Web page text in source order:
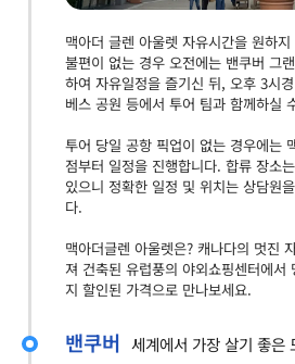
맥아더 글렌 아울렛 자유시간을 원하
불편이 없는 경우 오전에는 밴쿠버 그
하여 자유일정을 즐기신 뒤, 오후 3시
베스 공원 등에서 투어 팀과 함께하실
투어 당일 공항 픽업이 없는 경우에는
점부터 일정을 진행합니다. 합류 장소
있으니 정확한 일정 및 위치는 상담원
다.
맥아더글렌 아울렛은? 캐나다의 멋진
져 건축된 유럽풍의 야외쇼핑센터에
지 할인된 가격으로 만나보세요.
밴쿠버 세계에서 가장 살기 좋은